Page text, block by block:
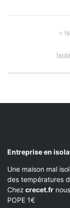
NAVIGATION
Entreprise en
Une maison mal
des températures
Chez crecet.fr
POPE 1€